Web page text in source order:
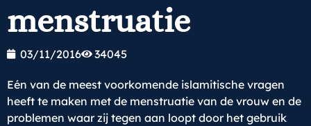
menstruatie
03/11/2016 34045
Eén van de meest voorkomende islamitische vragen
heeft te maken met de menstruatie van de vrouw en de
problemen waar zij tegen aan loopt door het gebruik